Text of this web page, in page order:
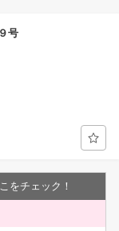
号
をチェック！